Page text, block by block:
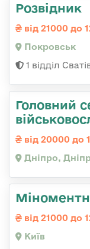
Розвідник
від 21000 до
Покровськ
1 відділ
Головний
від 20000 до
Дніпро,
від 21000 до
Київ